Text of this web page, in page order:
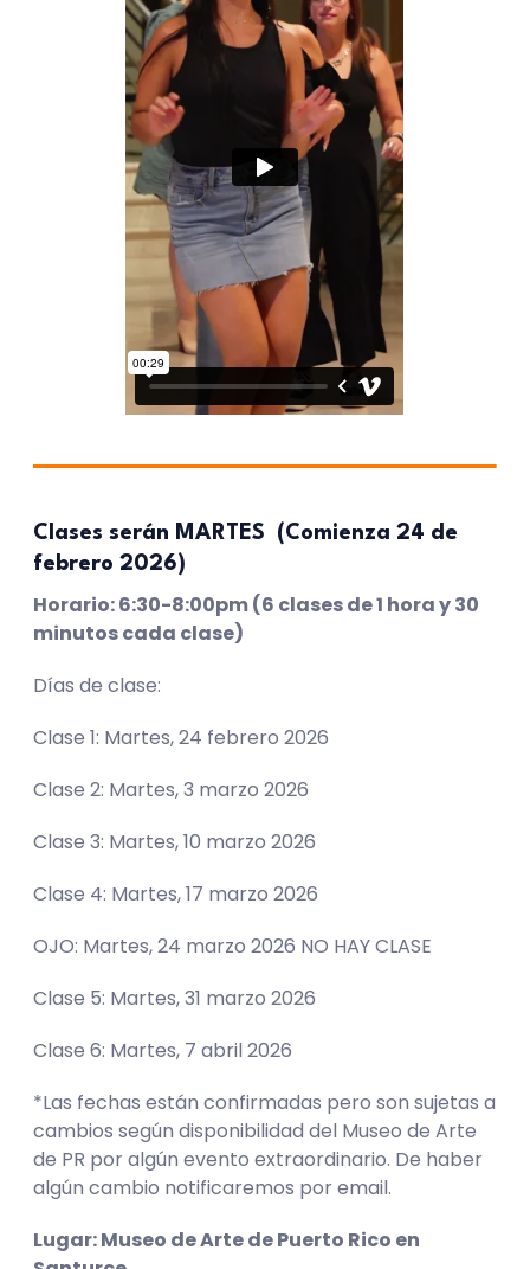
Clases serán MARTES (Comienza 24 de
febrero 2026)
Horario: 6:30-8:00pm (6 clases de 1 hora y 30
minutos cada clase)
Días de clase:
Clase 1: Martes, 24 febrero 2026
Clase 2: Martes, 3 marzo 2026
Clase 3: Martes, 10 marzo 2026
Clase 4: Martes, 17 marzo 2026
OJO: Martes, 24 marzo 2026 NO HAY CLASE
Clase 5: Martes, 31 marzo 2026
Clase 6: Martes, 7 abril 2026
*Las fechas están confirmadas pero son sujetas a
cambios según disponibilidad del Museo de Arte
de PR por algún evento extraordinario. De haber
algún cambio notificaremos por email.
Lugar: Museo de Arte de Puerto Rico en